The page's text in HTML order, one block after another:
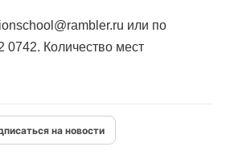
или по
0742. Количество мест
на новости